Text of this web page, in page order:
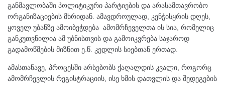
განმავლობაში პოლიტიკური პარტიების და არასამთავრობო
ორგანიზაციების მხრიდან. ამავდროულად, კენჭისყრის დღეს,
ყოველ უბანზე ამოიბეჭდება ამომრჩეველთა ის სია, რომელიც
განკუთვნილია ამ უბნისთვის და გამოიკვრება საჯაროდ
გადამოწმების მიზნით ე.წ. კედლის სიებთან ერთად.
ამასთანავე, პროცესში არსებობს ქაღალდის კვალი, როგორც
ამომრჩევლის რეგისტრაციის, ისე ხმის დათვლის და შედეგების